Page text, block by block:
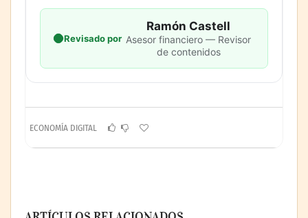
Revisado por
Ramón Castell
Asesor financiero — Revisor
de contenidos
ECONOMÍA DIGITAL